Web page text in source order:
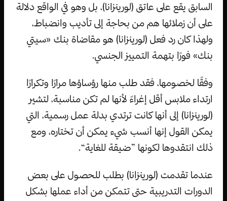
السابق يقع على عاتق (لورينزانا)، بل وهو في الواقع دلالة
على أن زملائها هم من بحاجة إلى تأديب وانضباط،
ولهذا كان رد فعل (لورينزانا) هو مقاضاة بنك «سيتي
بنك» فورًا بتهمة التمييز الجنسي.
وفقًا لخصومها، فقد طلب منها رؤساؤها مرارًا وتكرارًا
ارتداء ملابس أقل إغراءً لأنها لم تكن مناسبة، لتشير
(لورينزانا) إلى أنها كانت ترتدي بدلة عمل رسمية، التي
يمكن القول إنها أنسب شيء يمكن أن تختاره، ومع
ذلك انتقدوها لكونها ”ضيقة للغاية“.
عندما تقدمت (لورينزانا) بطلب للحصول على بعض
الدورات التدريبية حتى تتمكن من أداء عملها بشكل